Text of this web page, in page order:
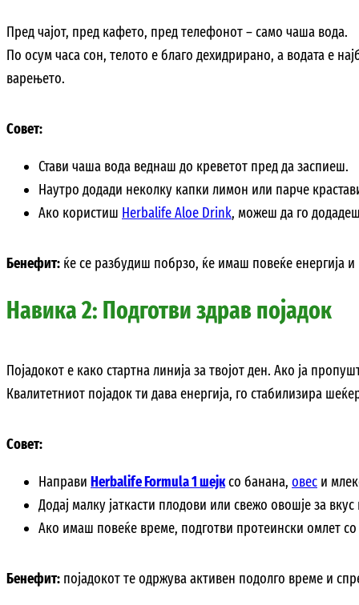
Пред чајот, пред кафето, пред телефонот – само чаша вода.
По осум часа сон, телото е благо дехидрирано, а водата е
варењето.
Совет:
Стави чаша вода веднаш до креветот пред да заспиеш.
Наутро додади неколку капки лимон или парче
Ако користиш Herbalife Aloe Drink, можеш да го
Бенефит: ќе се разбудиш побрзо, ќе имаш повеќе енергија
Навика 2: Подготви здрав појадок
Појадокот е како стартна линија за твојот ден. Ако ја
Квалитетниот појадок ти дава енергија, го стабилизира
Совет:
Направи Herbalife Formula 1 шејксо банана, овес и
Додај малку јаткасти плодови или свежо овошје за вкус
Ако имаш повеќе време, подготви протеински омлет со
Бенефит: појадокот те одржува активен подолго време и